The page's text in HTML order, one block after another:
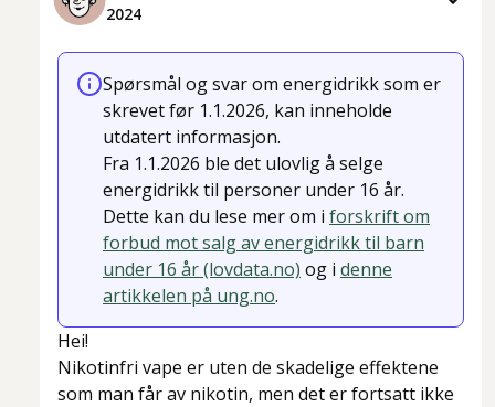
2024
Spørsmål og svar om energidrikk som er
skrevet før 1.1.2026, kan inneholde
utdatert informasjon.
Fra 1.1.2026 ble det ulovlig å selge
energidrikk til personer under 16 år.
Dette kan du lese mer om i forskrift om
forbud mot salg av energidrikk til barn
under 16 år (lovdata.no) og i denne
artikkelen på ung.no.
Hei!
Nikotinfri vape er uten de skadelige effektene
som man får av nikotin, men det er fortsatt ikke